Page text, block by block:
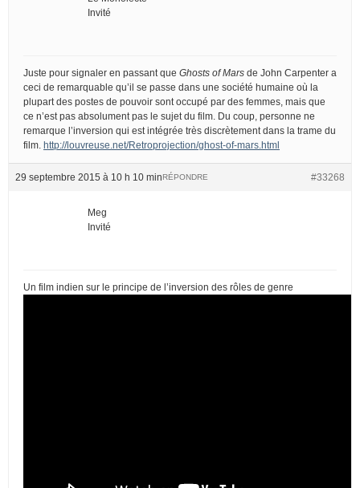
Invité
Juste pour signaler en passant que Ghosts of Mars de John Carpenter a
ceci de remarquable qu’il se passe dans une société humaine où la
plupart des postes de pouvoir sont occupé par des femmes, mais que
ce n’est pas absolument pas le sujet du film. Du coup, personne ne
remarque l’inversion qui est intégrée très discrètement dans la trame du
film. http://louvreuse.net/Retroprojection/ghost-of-mars.html
29 septembre 2015 à 10 h 10 min #33268
RÉPONDRE
Meg
Invité
Un film indien sur le principe de l’inversion des rôles de genre